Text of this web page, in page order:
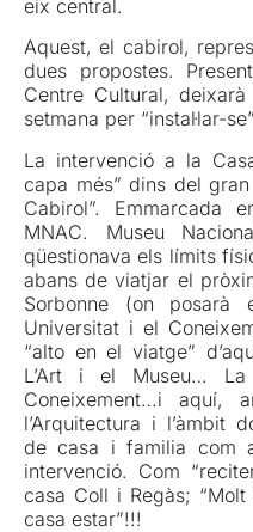
eix central.
Aquest, el cabirol,
dues propostes.
Centre Cultural,
setmana per “instal·lar-
La intervenció a la
capa més” dins del
Cabirol”. Emmarcada
MNAC. Museu
qüestionava els límits
abans de viatjar el
Sorbonne (on
Universitat i el
“alto en el viatge”
L’Art i el Museu…
Coneixement…i aquí,
l’Arquitectura i l’àmbit
de casa i familia com
intervenció. Com
casa Coll i Regàs;
casa estar”!!!